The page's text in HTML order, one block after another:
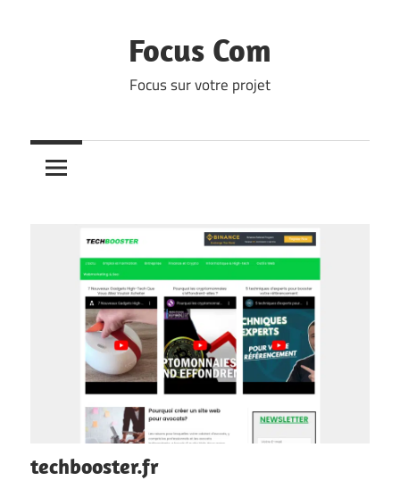
Focus Com
Focus sur votre projet
techbooster.fr